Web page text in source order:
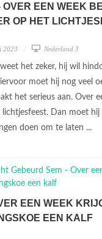
OVER EEN WEEK
OP HET
2023 Nederland 3
het zeker, hij wil
moet hij nog veel
het serieus aan. Over
lichtjesfeest. Dan moet hij
doen om te laten ...
EEN WEEK
EEN KALF